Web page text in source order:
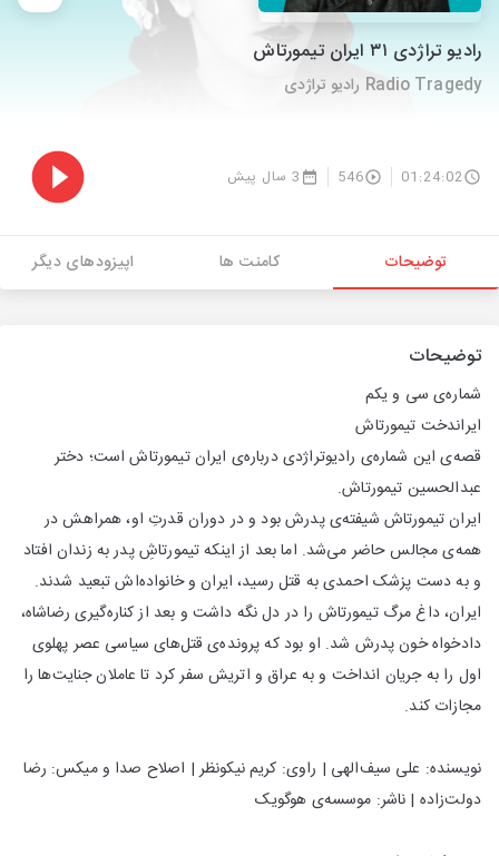
رادیو تراژدی ۳۱ ایران تیمورتاش
Radio Tragedy رادیو تراژدی
01:24:02
546 3 سال پیش
توضیحات کامنت ها اپیزودهای دیگر
توضیحات
شماره‌ی سی‌ و یکم
ایراندخت تیمورتاش
قصه‌ی این شماره‌ی رادیوتراژدی درباره‌ی ایران تیمورتاش است؛ دختر
عبدالحسین تیمورتاش.
ایران تیمورتاش شیفته‌ی پدرش بود و در دوران قدرتِ او، همراهش در
همه‌ی مجالس حاضر می‌شد. اما بعد از اینکه تیمورتاشِ پدر به زندان افتاد
و به دست پزشک احمدی به قتل رسید، ایران و خانواده‌اش تبعید شدند.
ایران، داغ مرگ تیمورتاش را در دل نگه داشت و بعد از کناره‌گیری رضاشاه،
دادخواه خون پدرش شد. او بود که پرونده‌ی قتل‌های سیاسی عصر پهلوی
اول را به جریان انداخت و به عراق و اتریش سفر کرد تا عاملان جنایت‌ها را
مجازات کند.
نویسنده: علی سیف‌الهی | راوی: كریم نیكونظر | اصلاح صدا و میكس: رضا
دولت‌زاده | ناشر: موسسه‌ی هوگویک